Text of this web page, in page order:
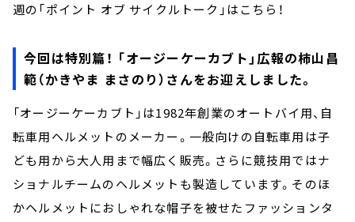
週の「ポイント オブ サイクルトーク」はこちら！
今回は特別篇！ 「オージーケーカブト」広報の柿山昌
範（かきやま まさのり）さんをお迎えしました。
「オージーケーカブト」は1982年創業のオートバイ用、自
転車用ヘルメットのメーカー。一般向けの自転車用は子
ども用から大人用まで幅広く販売。さらに競技用ではナ
ショナルチームのヘルメットも製造しています。そのほ
かヘルメットにおしゃれな帽子を被せたファッションタ